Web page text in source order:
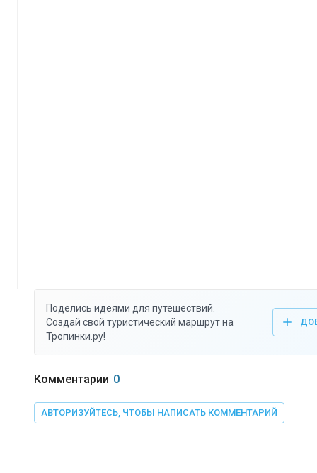
Поделись идеями для путешествий.
Создай свой туристический маршрут на
Тропинки.ру!
Комментарии 0
АВТОРИЗУЙТЕСЬ, ЧТОБЫ НАПИСАТЬ КОММЕНТАРИЙ